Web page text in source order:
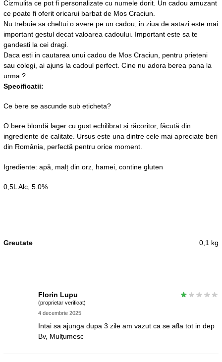
Cizmulita ce pot fi personalizate cu numele dorit. Un cadou amuzant
ce poate fi oferit oricarui barbat de Mos Craciun.
Nu trebuie sa cheltui o avere pe un cadou, in ziua de astazi este mai
important gestul decat valoarea cadoului. Important este sa te
gandesti la cei dragi.
Daca esti in cautarea unui cadou de Mos Craciun, pentru prieteni
sau colegi, ai ajuns la cadoul perfect. Cine nu adora berea pana la
urma ?
Specificatii:
Ce bere se ascunde sub eticheta?
O bere blondă lager cu gust echilibrat și răcoritor, făcută din
ingrediente de calitate. Ursus este una dintre cele mai apreciate beri
din România, perfectă pentru orice moment.
Igrediente: apă, malț din orz, hamei, contine gluten
0,5L Alc, 5.0%
Greutate 0,1 kg
Florin Lupu
(proprietar verificat)
4 decembrie 2025
Intai sa ajunga dupa 3 zile am vazut ca se afla tot in dep
Bv, Mulțumesc